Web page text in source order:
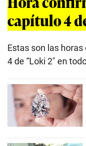
capítulo 4
Estas son las
4 de “Loki 2″ en